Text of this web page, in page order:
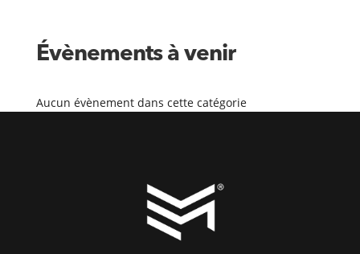
Évènements à venir
Aucun évènement dans cette catégorie